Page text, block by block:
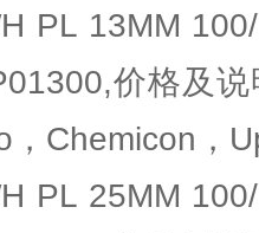
PL 13MM
价格及
，Chemicon，
PL 25MM